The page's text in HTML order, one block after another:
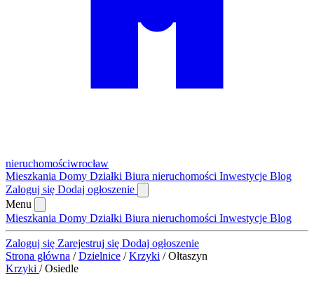
nieruchomościwrocław
Mieszkania Domy Działki Biura nieruchomości Inwestycje Blog
Zaloguj się Dodaj ogłoszenie
Menu
Mieszkania Domy Działki Biura nieruchomości Inwestycje Blog
Zaloguj się Zarejestruj się Dodaj ogłoszenie
Strona główna / Dzielnice / Krzyki / Ołtaszyn
Krzyki / Osiedle